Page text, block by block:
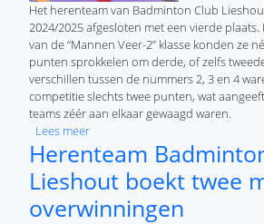
Het herenteam van Badminton Club
2024/2025 afgesloten met een vierde
van de “Mannen Veer-2” klasse konden ze
punten sprokkelen om derde, of zelfs
verschillen tussen de nummers 2, 3 en 4
competitie slechts twee punten, wat
teams zéér aan elkaar gewaagd waren.
Lees meerover Herenteam Badminton
Herenteam
Lieshout boekt twee
overwinningen